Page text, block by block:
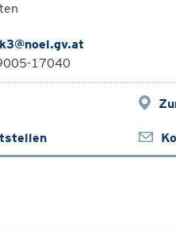
17040